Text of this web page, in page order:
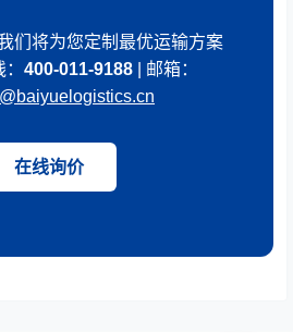
们将为您定制最优运输方案
400-011-9188| 邮箱：
在线询价